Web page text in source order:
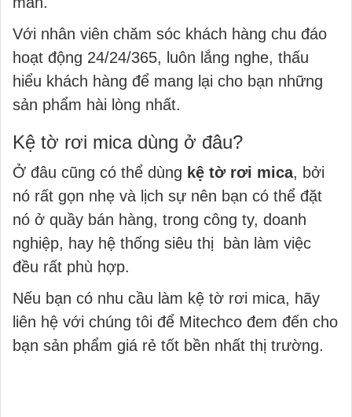
Với nhân viên chăm sóc khách hàng chu đáo
hoạt động 24/24/365, luôn lắng nghe, thấu
hiểu khách hàng để mang lại cho bạn những
sản phẩm hài lòng nhất.
Kệ tờ rơi mica dùng ở đâu?
Ở đâu cũng có thể dùng kệ tờ rơi mica, bởi
nó rất gọn nhẹ và lịch sự nên bạn có thể đặt
nó ở quầy bán hàng, trong công ty, doanh
nghiệp, hay hệ thống siêu thị bàn làm việc
đều rất phù hợp.
Nếu bạn có nhu cầu làm kệ tờ rơi mica, hãy
liên hệ với chúng tôi để Mitechco đem đến cho
bạn sản phẩm giá rẻ tốt bền nhất thị trường.